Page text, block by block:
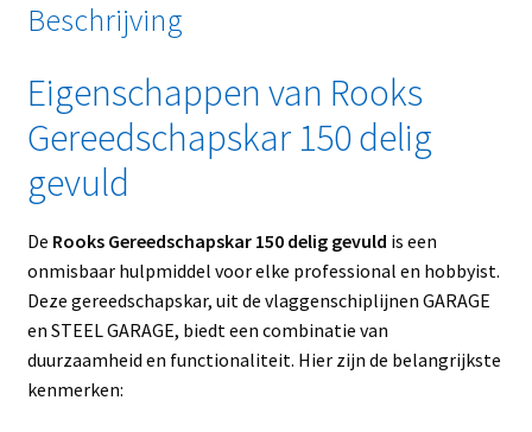
Beschrijving
Eigenschappen van Rooks
Gereedschapskar 150 delig
gevuld
De Rooks Gereedschapskar 150 delig gevuld is een
onmisbaar hulpmiddel voor elke professional en hobbyist.
Deze gereedschapskar, uit de vlaggenschiplijnen GARAGE
en STEEL GARAGE, biedt een combinatie van
duurzaamheid en functionaliteit. Hier zijn de belangrijkste
kenmerken: